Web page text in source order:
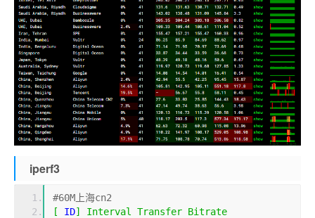
iperf3
#60M上海cn2
[
ID] Interval Transfer Bitrate